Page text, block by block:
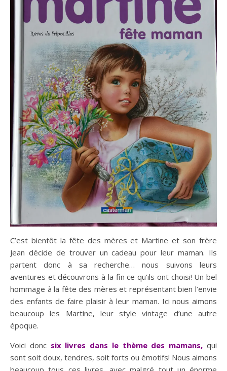
C’est bientôt la fête des mères et Martine et son frère
Jean décide de trouver un cadeau pour leur maman. Ils
partent donc à sa recherche… nous suivons leurs
aventures et découvrons à la fin ce qu’ils ont choisi! Un bel
hommage à la fête des mères et représentant bien l’envie
des enfants de faire plaisir à leur maman. Ici nous aimons
beaucoup les Martine, leur style vintage d’une autre
époque.
Voici donc six livres dans le thème des mamans, qui
sont soit doux, tendres, soit forts ou émotifs! Nous aimons